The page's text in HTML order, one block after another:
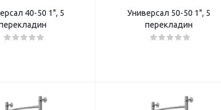
40-50 1", 5
Универсал 50-50 1", 5
перекладин